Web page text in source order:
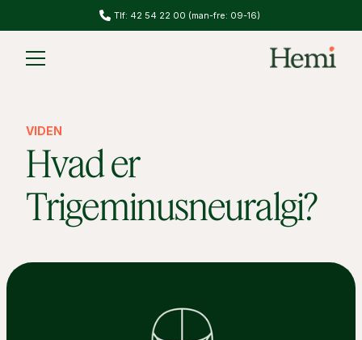
Tlf: 42 54 22 00 (man-fre: 09-16)
Slide 1 of 2.
VIDEN
Hvad er
Trigeminusneuralgi?